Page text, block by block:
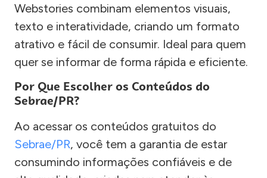
Webstories combinam elementos visuais,
texto e interatividade, criando um formato
atrativo e fácil de consumir. Ideal para quem
quer se informar de forma rápida e eficiente.
Por Que Escolher os Conteúdos do
Sebrae/PR?
Ao acessar os conteúdos gratuitos do
Sebrae/PR, você tem a garantia de estar
consumindo informações confiáveis e de